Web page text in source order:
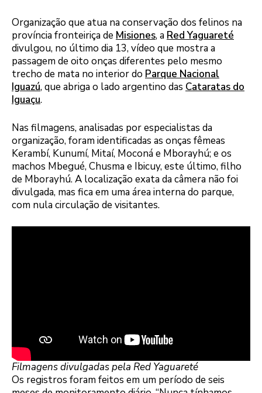
Organização que atua na conservação dos felinos na
província fronteiriça de Misiones, a Red Yaguareté
divulgou, no último dia 13, vídeo que mostra a
passagem de oito onças diferentes pelo mesmo
trecho de mata no interior do Parque Nacional
Iguazú, que abriga o lado argentino das Cataratas do
Iguaçu.
Nas filmagens, analisadas por especialistas da
organização, foram identificadas as onças fêmeas
Kerambí, Kunumí, Mitaí, Moconá e Mborayhú; e os
machos Mbegué, Chusma e Ibicuy, este último, filho
de Mborayhú. A localização exata da câmera não foi
divulgada, mas fica em uma área interna do parque,
com nula circulação de visitantes.
Filmagens divulgadas pela Red Yaguareté
Os registros foram feitos em um período de seis